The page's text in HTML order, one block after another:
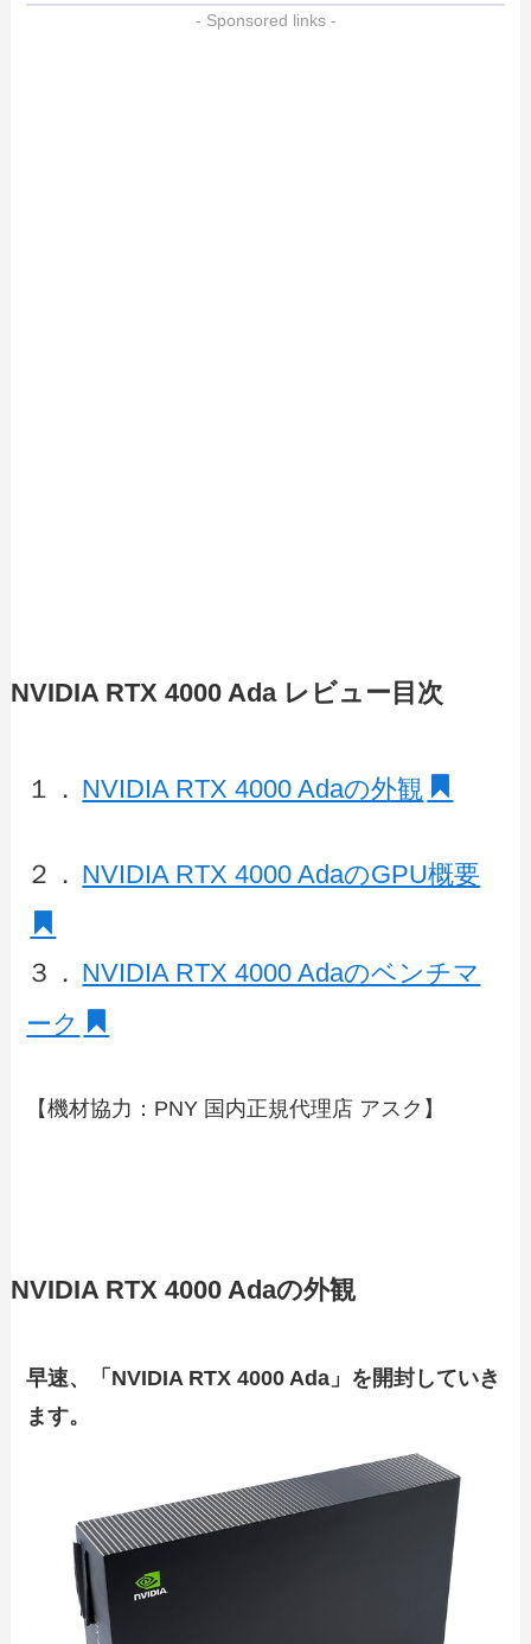
- Sponsored links -
NVIDIA RTX 4000 Ada レビュー目次
１． NVIDIA RTX 4000 Adaの外観
２． NVIDIA RTX 4000 AdaのGPU概要
３． NVIDIA RTX 4000 Adaのベンチマ
ーク
【機材協力：PNY 国内正規代理店 アスク】
NVIDIA RTX 4000 Adaの外観
早速、「NVIDIA RTX 4000 Ada」を開封していき
ます。